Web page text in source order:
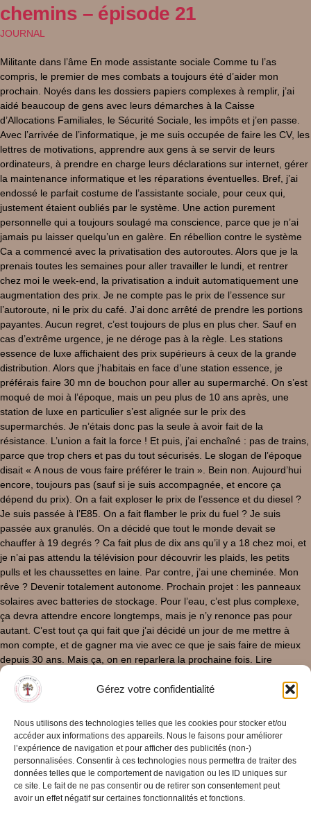
Gérez votre confidentialité
Nous utilisons des technologies telles que les cookies pour stocker et/ou
accéder aux informations des appareils. Nous le faisons pour améliorer
l’expérience de navigation et pour afficher des publicités (non-)
personnalisées. Consentir à ces technologies nous permettra de traiter des
données telles que le comportement de navigation ou les ID uniques sur
ce site. Le fait de ne pas consentir ou de retirer son consentement peut
avoir un effet négatif sur certaines fonctionnalités et fonctions.
chemins – épisode 21
JOURNAL
Militante dans l’âme En mode assistante sociale Comme tu l’as
compris, le premier de mes combats a toujours été d’aider mon
prochain. Noyés dans les dossiers papiers complexes à remplir, j’ai
aidé beaucoup de gens avec leurs démarches à la Caisse
d’Allocations Familiales, le Sécurité Sociale, les impôts et j’en passe.
Avec l’arrivée de l’informatique, je me suis occupée de faire les CV, les
lettres de motivations, apprendre aux gens à se servir de leurs
ordinateurs, à prendre en charge leurs déclarations sur internet, gérer
la maintenance informatique et les réparations éventuelles. Bref, j’ai
endossé le parfait costume de l’assistante sociale, pour ceux qui,
justement étaient oubliés par le système. Une action purement
personnelle qui a toujours soulagé ma conscience, parce que je n’ai
jamais pu laisser quelqu’un en galère. En rébellion contre le système
Ca a commencé avec la privatisation des autoroutes. Alors que je la
prenais toutes les semaines pour aller travailler le lundi, et rentrer
chez moi le week-end, la privatisation a induit automatiquement une
augmentation des prix. Je ne compte pas le prix de l’essence sur
l’autoroute, ni le prix du café. J’ai donc arrêté de prendre les portions
payantes. Aucun regret, c’est toujours de plus en plus cher. Sauf en
cas d’extrême urgence, je ne déroge pas à la règle. Les stations
essence de luxe affichaient des prix supérieurs à ceux de la grande
distribution. Alors que j’habitais en face d’une station essence, je
préférais faire 30 mn de bouchon pour aller au supermarché. On s’est
moqué de moi à l’époque, mais un peu plus de 10 ans après, une
station de luxe en particulier s’est alignée sur le prix des
supermarchés. Je n’étais donc pas la seule à avoir fait de la
résistance. L’union a fait la force ! Et puis, j’ai enchaîné : pas de trains,
parce que trop chers et pas du tout sécurisés. Le slogan de l’époque
disait « A nous de vous faire préférer le train ». Bein non. Aujourd’hui
encore, toujours pas (sauf si je suis accompagnée, et encore ça
dépend du prix). On a fait exploser le prix de l’essence et du diesel ?
Je suis passée à l’E85. On a fait flamber le prix du fuel ? Je suis
passée aux granulés. On a décidé que tout le monde devait se
chauffer à 19 degrés ? Ca fait plus de dix ans qu’il y a 18 chez moi, et
je n’ai pas attendu la télévision pour découvrir les plaids, les petits
pulls et les chaussettes en laine. Par contre, j’ai une cheminée. Mon
rêve ? Devenir totalement autonome. Prochain projet : les panneaux
solaires avec batteries de stockage. Pour l’eau, c’est plus complexe,
ça devra attendre encore longtemps, mais je n’y renonce pas pour
autant. C’est tout ça qui fait que j’ai décidé un jour de me mettre à
mon compte, et de gagner ma vie avec ce que je sais faire de mieux
depuis 30 ans. Mais ça, on en reparlera la prochaine fois. Lire
l’épisode suivant Lire l’épisode précédent